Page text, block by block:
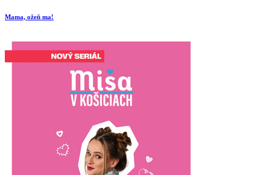
Mama, ožeň ma!